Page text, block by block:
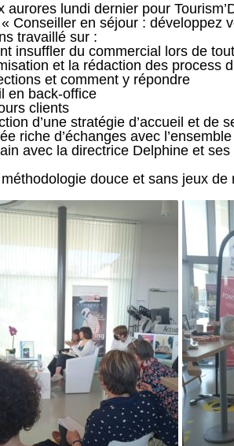
aurores lundi dernier pour
Conseiller en séjour : développez
travaillé sur :
insuffler du commercial lors de
et la rédaction des process
et comment y répondre
en back-office
clients
d’une stratégie d’accueil et de
riche d’échanges avec
avec la directrice Delphine et
douce et sans jeux